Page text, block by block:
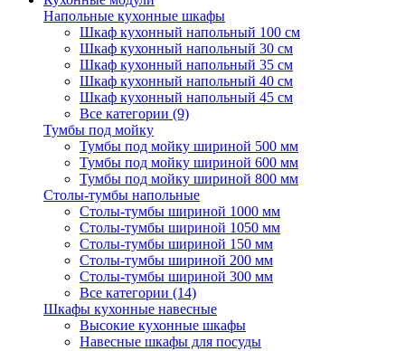
Напольные кухонные шкафы
Шкаф кухонный напольный 100 см
Шкаф кухонный напольный 30 см
Шкаф кухонный напольный 35 см
Шкаф кухонный напольный 40 см
Шкаф кухонный напольный 45 см
Все категории (9)
Тумбы под мойку
Тумбы под мойку шириной 500 мм
Тумбы под мойку шириной 600 мм
Тумбы под мойку шириной 800 мм
Столы-тумбы напольные
Столы-тумбы шириной 1000 мм
Столы-тумбы шириной 1050 мм
Столы-тумбы шириной 150 мм
Столы-тумбы шириной 200 мм
Столы-тумбы шириной 300 мм
Все категории (14)
Шкафы кухонные навесные
Высокие кухонные шкафы
Навесные шкафы для посуды